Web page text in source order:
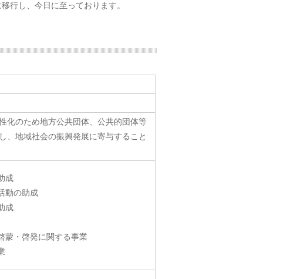
行し、今日に至っております。
化のため地方公共団体、公共的団体等
、地域社会の振興発展に寄与すること
成
動の助成
成
蒙・啓発に関する事業